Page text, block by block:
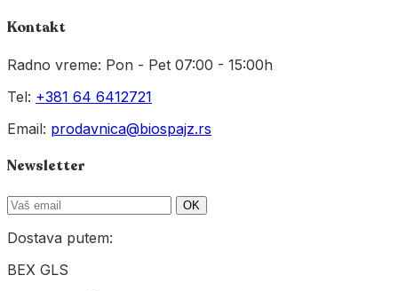
Kontakt
Radno vreme: Pon - Pet 07:00 - 15:00h
Tel: +381 64 6412721
Email: prodavnica@biospajz.rs
Newsletter
OK
Dostava putem:
BEX GLS